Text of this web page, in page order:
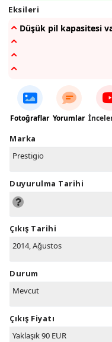
Eksileri
Düşük pil kapasitesi
Fotoğraflar Yorumlar
Marka
Prestigio
Duyurulma Tarihi
Çıkış Tarihi
2014, Ağustos
Durum
Mevcut
Çıkış Fiyatı
Yaklaşık 90 EUR